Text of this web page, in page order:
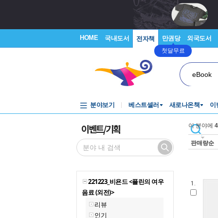
HOME 국내도서 전자책 만권당
첫달무료
외국도서
eBook
분야보기 베스트셀러 새로나온책 이
이벤트/기획
221223_비욘드 <플린의 여우
음료 (외전)>
리뷰
인기
이 분야에 4
판매량순
1.